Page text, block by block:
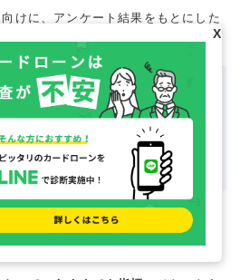
けに、アンケート結果をもとにした
した。
対処法まとめ
売却
ぐ
崩す
的には上記のいずれかを選んで対処
え、すべての人に当てはまる訳では
X